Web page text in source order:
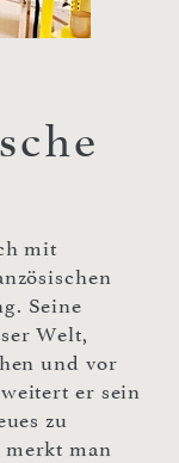
mit
Seine
Welt,
und vor
er sein
zu
man